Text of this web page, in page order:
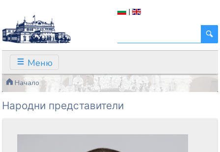
|
Меню
Начало
Народни представители